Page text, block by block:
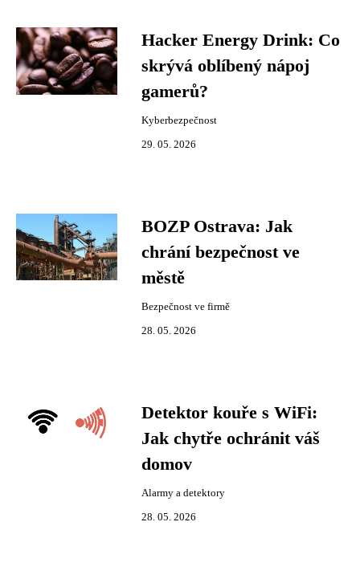
Hacker Energy Drink: Co
skrývá oblíbený nápoj
gamerů?
Kyberbezpečnost
29. 05. 2026
BOZP Ostrava: Jak
chrání bezpečnost ve
městě
Bezpečnost ve firmě
28. 05. 2026
Detektor kouře s WiFi:
Jak chytře ochránit váš
domov
Alarmy a detektory
28. 05. 2026